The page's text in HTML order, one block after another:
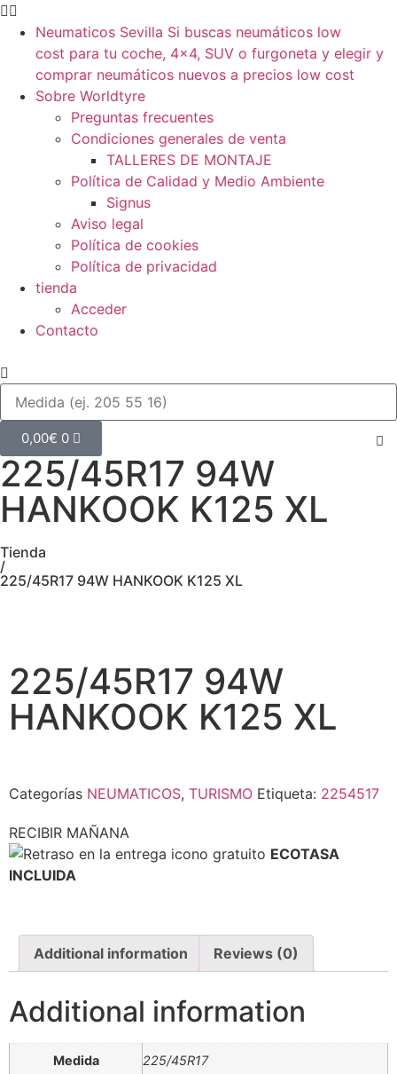
Neumaticos Sevilla Si buscas neumáticos low
cost para tu coche, 4×4, SUV o furgoneta y elegir y
comprar neumáticos nuevos a precios low cost
Sobre Worldtyre
Preguntas frecuentes
Condiciones generales de venta
TALLERES DE MONTAJE
Política de Calidad y Medio Ambiente
Signus
Aviso legal
Política de cookies
Política de privacidad
tienda
Acceder
Contacto
0,00€ 0
225/45R17 94W
HANKOOK K125 XL
Tienda
/
225/45R17 94W HANKOOK K125 XL
225/45R17 94W
HANKOOK K125 XL
Categorías NEUMATICOS, TURISMO Etiqueta: 2254517
RECIBIR MAÑANA
ECOTASA
INCLUIDA
Additional information Reviews (0)
Additional information
Medida 225/45R17